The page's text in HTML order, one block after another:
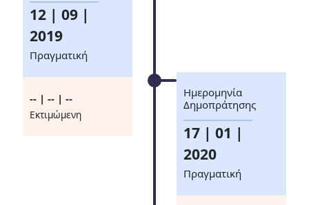
12 | 09 |
2019
Πραγματική
-- | -- | --
Eκτιμώμενη
Ημερομηνία
Δημοπράτησης
17 | 01 |
2020
Πραγματική